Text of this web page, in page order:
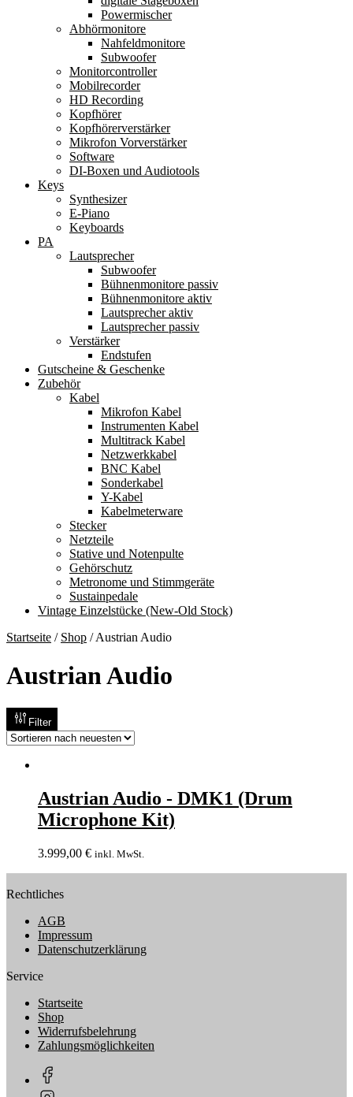
Powermischer
Abhörmonitore
Nahfeldmonitore
Subwoofer
Monitorcontroller
Mobilrecorder
HD Recording
Kopfhörer
Kopfhörerverstärker
Mikrofon Vorverstärker
Software
DI-Boxen und Audiotools
Keys
Synthesizer
E-Piano
Keyboards
PA
Lautsprecher
Subwoofer
Bühnenmonitore passiv
Bühnenmonitore aktiv
Lautsprecher aktiv
Lautsprecher passiv
Verstärker
Endstufen
Gutscheine & Geschenke
Zubehör
Kabel
Mikrofon Kabel
Instrumenten Kabel
Multitrack Kabel
Netzwerkkabel
BNC Kabel
Sonderkabel
Y-Kabel
Kabelmeterware
Stecker
Netzteile
Stative und Notenpulte
Gehörschutz
Metronome und Stimmgeräte
Sustainpedale
Vintage Einzelstücke (New-Old Stock)
Startseite / Shop /Austrian Audio
Austrian Audio
Filter
Austrian Audio - DMK1 (Drum
Microphone Kit)
3.999,00 € inkl. MwSt.
Rechtliches
AGB
Impressum
Datenschutzerklärung
Service
Startseite
Shop
Widerrufsbelehrung
Zahlungsmöglichkeiten